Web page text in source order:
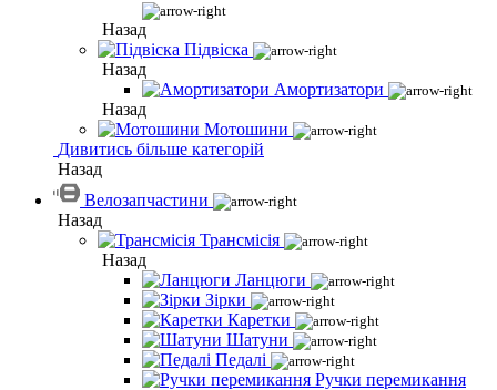
Назад
Підвіска
Назад
Амортизатори
Назад
Мотошини
Дивитись більше категорій
Назад
Велозапчастини
Назад
Трансмісія
Назад
Ланцюги
Зірки
Каретки
Шатуни
Педалі
Ручки перемикання